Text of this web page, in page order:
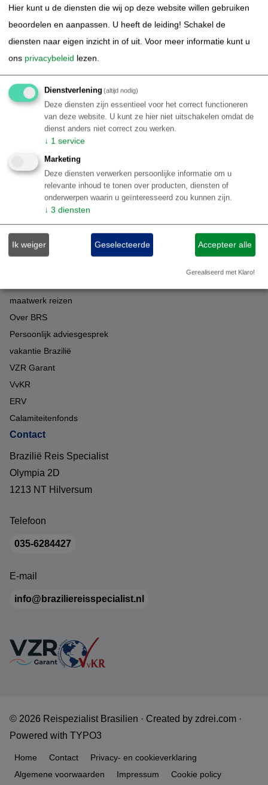
Duiken & Snorkelen in Brazilie
Kitesurfen in Brazilie
Surfen in Brazilie
Amazone Cruise Brazilie
Autorondreis Brazilie
Avontuurlijk Brazilie
Bird Watching Brazilie
Natuur Brazilie / ecotoerisme
Sportvissen Brazilie
wildlife in Brazilie
Stedentrip Brazilie
Luxe arrangementen Brazilie
Retreat Brazilie
Familie rondreis Brazilië
Informatie
Informatie per Braziliaanse bestemming
Top 10 Brazilië reiservaringen
Klantenbeoordelingen BRS
Over Brazilie
Reisinformatie
maatwerk reizen
Over BRS
Persoonlijk adviesgesprek
vakantie Brazilië
VZR Garant
VvKR
ERV
Calamiteitenfonds
Contact
Brazilië Reis Specialist
Olympia 2D
1213 NT Hilversum
Telefoon
035-6284427
E-mail
info@braziliereisspecialist.nl
© 2026 Reispezialist Brasilien · Created by zdrei.com ·
Powered with TYPO3
Home Contact
Privacy- en cookieverklaring
Algemene voorwaarden
Impressum Cookie policy
Hier kunt u de diensten die wij op deze website willen gebruiken
beoordelen en aanpassen. U heeft de leiding! Schakel de
diensten naar eigen inzicht in of uit. Voor meer informatie kunt u
ons privacybeleid lezen.
Dienstverlening(altijd nodig)
Deze diensten zijn essentieel voor het correct functioneren
van deze website. U kunt ze hier niet uitschakelen omdat de
dienst anders niet correct zou werken.
↓ 1 service
Marketing
Deze diensten verwerken persoonlijke informatie om u
relevante inhoud te tonen over producten, diensten of
onderwerpen waarin u geïnteresseerd zou kunnen zijn.
↓ 3 diensten
Ik weiger Geselecteerde Accepteer alle
Gerealiseerd met Klaro!